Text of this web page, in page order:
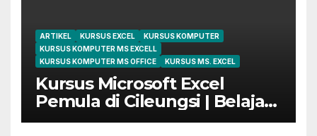
ARTIKEL KURSUS EXCEL
KURSUS KOMPUTER
KURSUS KOMPUTER MS EXCELL
KURSUS KOMPUTER MS OFFICE
KURSUS MS. EXCEL
Kursus Microsoft Excel
Pemula di Cileungsi | Belajar
dari Dasar Sampai Mahir